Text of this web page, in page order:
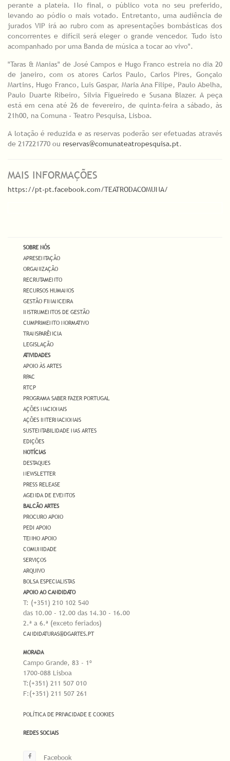
perante a plateia. No final, o público vota no seu preferido,
levando ao pódio o mais votado. Entretanto, uma audiência de
jurados VIP irá ao rubro com as apresentações bombásticas dos
concorrentes e difícil será eleger o grande vencedor. Tudo isto
acompanhado por uma Banda de música a tocar ao vivo".
"Taras & Manias" de José Campos e Hugo Franco estreia no dia 20
de janeiro, com os atores Carlos Paulo, Carlos Pires, Gonçalo
Martins, Hugo Franco, Luis Gaspar, Maria Ana Filipe, Paulo Abelha,
Paulo Duarte Ribeiro, Silvia Figueiredo e Susana Blazer. A peça
está em cena até 26 de fevereiro, de quinta-feira a sábado, às
21h00, na Comuna - Teatro Pesquisa, Lisboa.
A lotação é reduzida e as reservas poderão ser efetuadas através
de 217221770 ou reservas@comunateatropesquisa.pt.
MAIS INFORMAÇÕES
https://pt-pt.facebook.com/TEATRODACOMUNA/
SOBRE NÓS
APRESENTAÇÃO
ORGANIZAÇÃO
RECRUTAMENTO
RECURSOS HUMANOS
GESTÃO FINANCEIRA
INSTRUMENTOS DE GESTÃO
CUMPRIMENTO NORMATIVO
TRANSPARÊNCIA
LEGISLAÇÃO
ATIVIDADES
APOIO ÀS ARTES
RPAC
RTCP
PROGRAMA SABER FAZER PORTUGAL
AÇÕES NACIONAIS
AÇÕES INTERNACIONAIS
SUSTENTABILIDADE NAS ARTES
EDIÇÕES
NOTÍCIAS
DESTAQUES
NEWSLETTER
PRESS RELEASE
AGENDA DE EVENTOS
BALCÃO ARTES
PROCURO APOIO
PEDI APOIO
TENHO APOIO
COMUNIDADE
SERVIÇOS
ARQUIVO
BOLSA ESPECIALISTAS
APOIO AO CANDIDATO
T: (+351) 210 102 540
das 10.00 - 12.00 das 14.30 - 16.00
2.ª a 6.ª (exceto feriados)
CANDIDATURAS@DGARTES.PT
MORADA
Campo Grande, 83 - 1º
1700-088 Lisboa
T:(+351) 211 507 010
F:(+351) 211 507 261
POLÍTICA DE PRIVACIDADE E COOKIES
REDES SOCIAIS
Facebook